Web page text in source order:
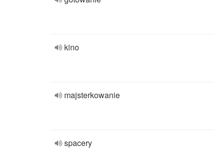
kino
majsterkowanie
spacery